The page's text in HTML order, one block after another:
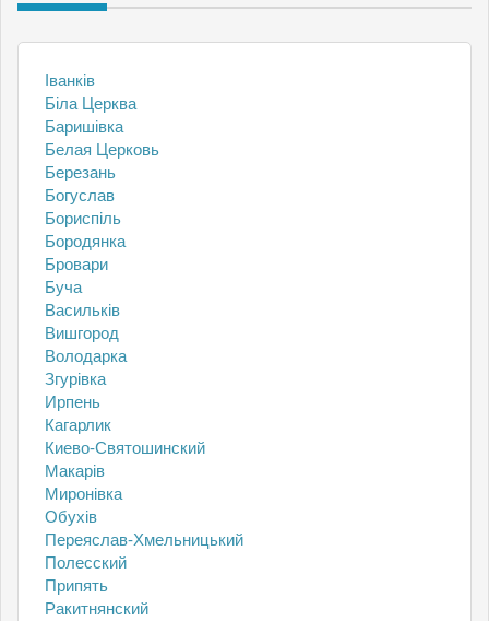
Іванків
Біла Церква
Баришівка
Белая Церковь
Березань
Богуслав
Бориспіль
Бородянка
Бровари
Буча
Васильків
Вишгород
Володарка
Згурівка
Ирпень
Кагарлик
Киево-Святошинский
Макарів
Миронівка
Обухів
Переяслав-Хмельницький
Полесский
Припять
Ракитнянский